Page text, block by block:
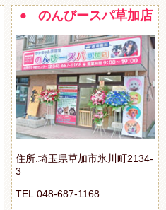
のんびースパ草加店
住所.埼玉県草加市氷川町2134-
3
TEL.048-687-1168